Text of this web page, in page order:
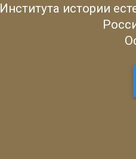
Института истории